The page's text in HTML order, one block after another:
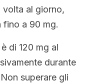
volta al giorno,
fino a 90 mg.
di 120 mg al
durante
superare gli